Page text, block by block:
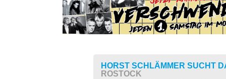
HORST SCHLÄMMER SUCHT
ROSTOCK